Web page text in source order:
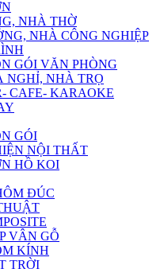
NHÀ THỜ
NHÀ CÔNG NGHIỆP
GÓI VĂN PHÒNG
NGHỈ, NHÀ TRỌ
CAFE- KARAOKE
GÓI
NỘI THẤT
HỒ KOI
ĐÚC
VÂN GỖ
KÍNH
TRỜI